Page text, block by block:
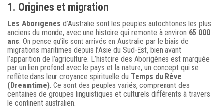
1. Origines et migration
Les Aborigènes d’Australie sont les peuples autochtones les plus
anciens du monde, avec une histoire qui remonte à environ 65 000
ans . On pense qu’ils sont arrivés en Australie par le biais de
migrations maritimes depuis l’Asie du Sud-Est, bien avant
l’apparition de l’agriculture. L’histoire des Aborigènes est marquée
par un lien profond avec le pays et la nature, un concept qui se
reflète dans leur croyance spirituelle du Temps du Rêve
(Dreamtime) . Ce sont des peuples variés, comprenant des
centaines de groupes linguistiques et culturels différents à travers
le continent australien.